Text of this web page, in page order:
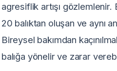
agresiflik artışı gözlemlenir.
20 balıktan oluşan ve aynı
Bireysel bakımdan
balığa yönelir ve zarar